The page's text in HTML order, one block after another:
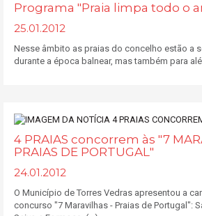
Programa "Praia limpa todo o
25.01.2012
Nesse âmbito as praias do concelho estão a
durante a época balnear, mas também para
4 PRAIAS concorrem às "7
PRAIAS DE PORTUGAL"
24.01.2012
O Município de Torres Vedras apresentou a
concurso "7 Maravilhas - Praias de Portugal":